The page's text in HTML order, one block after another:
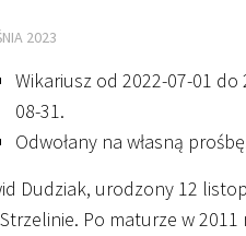
2023
Wikariusz od 2022-07-01 do
08-31.
Odwołany na własną
Dudziak, urodzony 12
Po maturze w 2011